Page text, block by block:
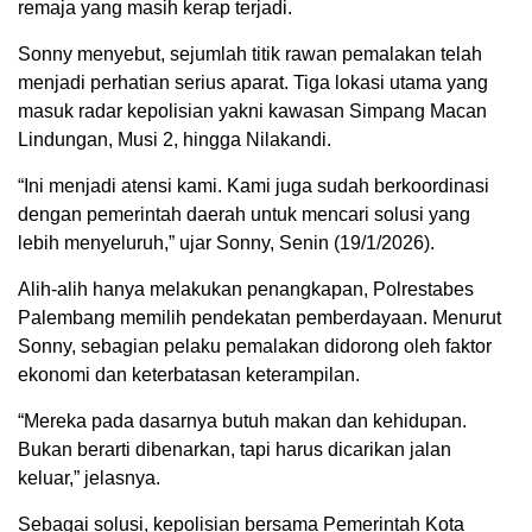
remaja yang masih kerap terjadi.
Sonny menyebut, sejumlah titik rawan pemalakan telah
menjadi perhatian serius aparat. Tiga lokasi utama yang
masuk radar kepolisian yakni kawasan Simpang Macan
Lindungan, Musi 2, hingga Nilakandi.
“Ini menjadi atensi kami. Kami juga sudah berkoordinasi
dengan pemerintah daerah untuk mencari solusi yang
lebih menyeluruh,” ujar Sonny, Senin (19/1/2026).
Alih-alih hanya melakukan penangkapan, Polrestabes
Palembang memilih pendekatan pemberdayaan. Menurut
Sonny, sebagian pelaku pemalakan didorong oleh faktor
ekonomi dan keterbatasan keterampilan.
“Mereka pada dasarnya butuh makan dan kehidupan.
Bukan berarti dibenarkan, tapi harus dicarikan jalan
keluar,” jelasnya.
Sebagai solusi, kepolisian bersama Pemerintah Kota